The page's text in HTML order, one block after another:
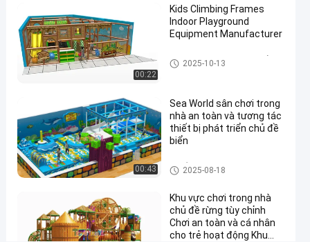
chơi
trong
nhà
Ninja
2025-
09-05
nói chuyện
ngay.
#
ninja
trong
nhà
#
trí
00:22
Kids Climbing Frames
Indoor Playground
Equipment Manufacturer
Sân chơi trong nhà tùy chỉnh
2025-10-13
00:43
Sea World sân chơi trong
nhà an toàn và tương tác
thiết bị phát triển chủ đề
biển
Thiết bị sân chơi trong nhà
2025-08-18
Khu vực chơi trong nhà
chủ đề rừng tùy chỉnh
Chơi an toàn và cá nhân
cho trẻ hoạt động Khu